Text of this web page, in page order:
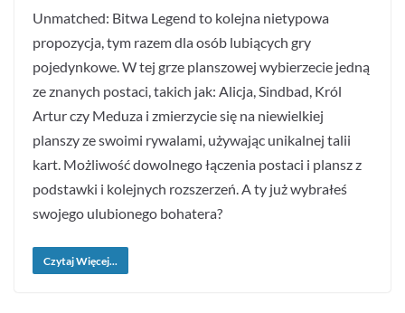
Unmatched: Bitwa Legend to kolejna nietypowa
propozycja, tym razem dla osób lubiących gry
pojedynkowe. W tej grze planszowej wybierzecie jedną
ze znanych postaci, takich jak: Alicja, Sindbad, Król
Artur czy Meduza i zmierzycie się na niewielkiej
planszy ze swoimi rywalami, używając unikalnej talii
kart. Możliwość dowolnego łączenia postaci i plansz z
podstawki i kolejnych rozszerzeń. A ty już wybrałeś
swojego ulubionego bohatera?
Czytaj Więcej...